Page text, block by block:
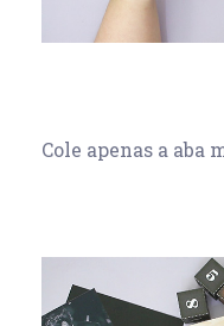
Cole apenas a aba